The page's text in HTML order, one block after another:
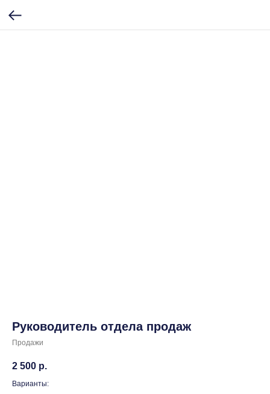
Руководитель отдела продаж
Продажи
2 500 р.
Варианты: